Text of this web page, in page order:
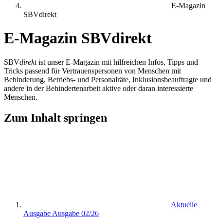
E-Magazin
SBVdirekt
E-Magazin SBVdirekt
SBVdirektist unser E-Magazin mit hilfreichen Infos, Tipps und
Tricks passend für Vertrauenspersonen von Menschen mit
Behinderung, Betriebs- und Personalräte, Inklusionsbeauftragte und
andere in der Behindertenarbeit aktive oder daran interessierte
Menschen.
Zum Inhalt springen
Aktuelle
Ausgabe Ausgabe 02/26